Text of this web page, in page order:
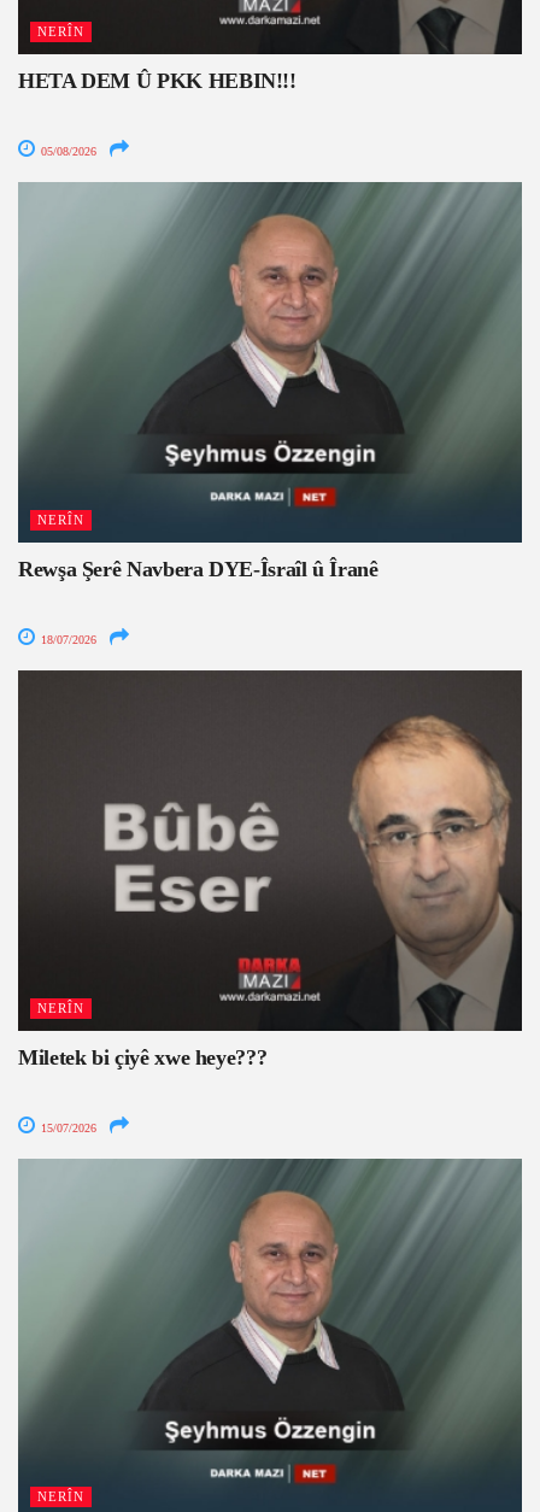
NERÎN
HETA DEM Û PKK HEBIN!!!
05/08/2026
NERÎN
Rewşa Şerê Navbera DYE-Îsraîl û Îranê
18/07/2026
NERÎN
Miletek bi çiyê xwe heye???
15/07/2026
NERÎN